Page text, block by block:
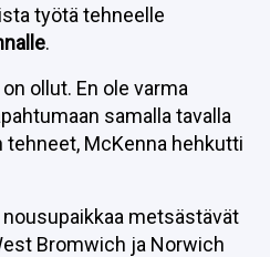
työtä tehneelle
.
ollut. En ole varma
samalla tavalla
McKenna hehkutti
metsästävät
Bromwich ja Norwich